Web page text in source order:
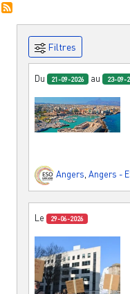
Filtres
Du 21-09-2026 au 23-09-
Angers, Angers -
Le 29-06-2026